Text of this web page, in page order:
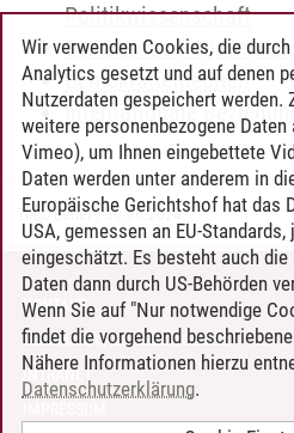
Politikwissenschaft
Democratic
Demokratietheorien
Internationale
Timo Leder/30.06.2024
KONTAKT
LEUPHANA ALS ARBEITGEBER
INTRANET
Wir verwenden Cookies, die
Analytics gesetzt und auf denen
Nutzerdaten gespeichert werden.
weitere personenbezogene
Vimeo), um Ihnen eingebettete
Daten werden unter anderem in
Europäische Gerichtshof hat das
USA, gemessen an EU-
eingeschätzt. Es besteht auch
Daten dann durch US-Behörden
Wenn Sie auf "Nur notwendige
findet die vorgehend
Nähere Informationen hierzu
Datenschutzerklärung.